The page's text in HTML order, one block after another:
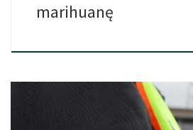
marihuanę